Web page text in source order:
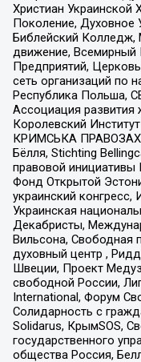
Христиан Украинской
Поколение,
Библейский Колледж,
движение, Всемирный
Предприятий,
сеть организаций по
Республика
Ассоциация развития
Королевский
КРИМСЬКА
Бёлля, Stichting
правовой инициативы
Фонд Открытой
украинский
Украинская
Декабристы,
Вильсона, Свободная
духовный центр ,
Швеции, Проект
свободной России,
International, Форум
Солидарность с
Solidarus, КрымSOS,
государственного
общества Россия,